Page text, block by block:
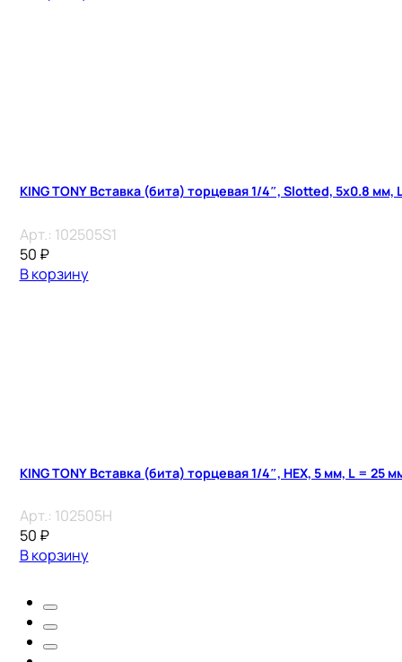
KING TONY Вставка (бита) торцевая 1/4″, Slotted, 5х0.8 мм,
Арт.: 102505S1
50 ₽
В корзину
KING TONY Вставка (бита) торцевая 1/4″, HEX, 5 мм, L = 25
Арт.: 102505H
50 ₽
В корзину